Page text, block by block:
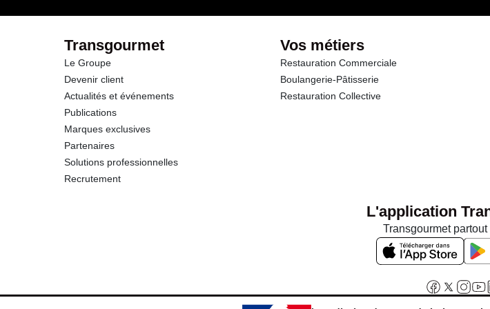
Transgourmet
Le Groupe
Devenir client
Actualités et événements
Publications
Marques exclusives
Partenaires
Solutions professionnelles
Recrutement
Vos métiers
Restauration Commerciale
Boulangerie-Pâtisserie
Restauration Collective
L'application
Transgourmet partout